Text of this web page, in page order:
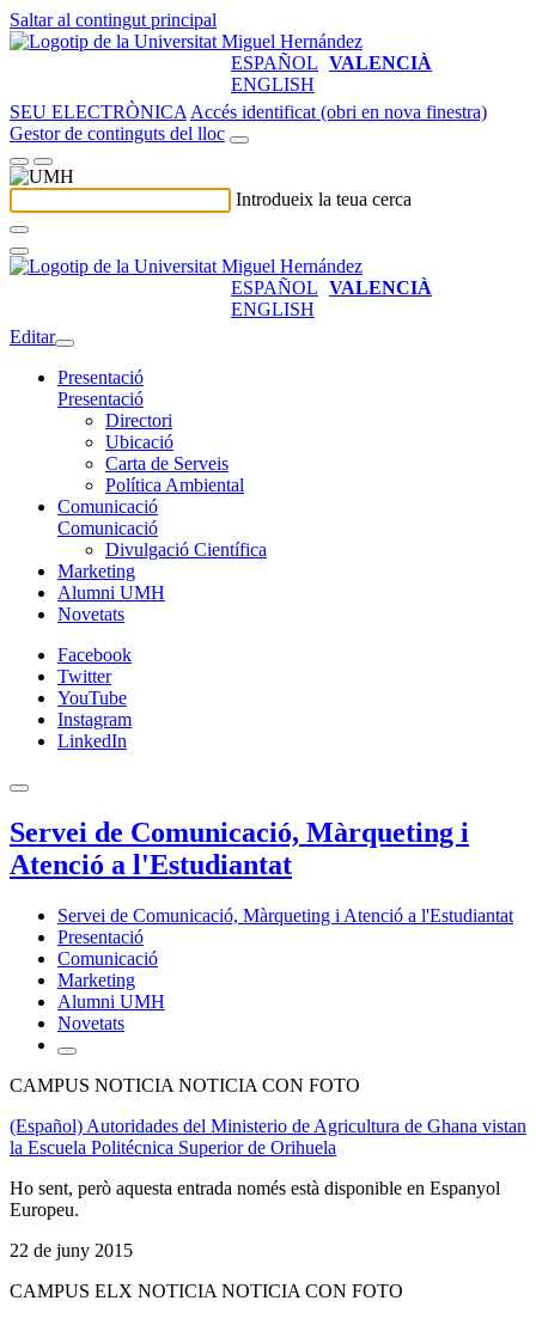
Saltar al contingut principal
ESPAÑOL VALENCIÀ
ENGLISH
SEU ELECTRÒNICA Accés identificat (obri en nova finestra)
Gestor de continguts del lloc
Introdueix la teua cerca
ESPAÑOL VALENCIÀ
ENGLISH
Editar
Presentació
Presentació
Directori
Ubicació
Carta de Serveis
Política Ambiental
Comunicació
Comunicació
Divulgació Científica
Marketing
Alumni UMH
Novetats
Facebook
Twitter
YouTube
Instagram
LinkedIn
Servei de Comunicació, Màrqueting i
Atenció a l'Estudiantat
Servei de Comunicació, Màrqueting i Atenció a l'Estudiantat
Presentació
Comunicació
Marketing
Alumni UMH
Novetats
CAMPUS NOTICIA NOTICIA CON FOTO
(Español) Autoridades del Ministerio de Agricultura de Ghana vistan
la Escuela Politécnica Superior de Orihuela
Ho sent, però aquesta entrada només està disponible en Espanyol
Europeu.
22 de juny 2015
CAMPUS ELX NOTICIA NOTICIA CON FOTO